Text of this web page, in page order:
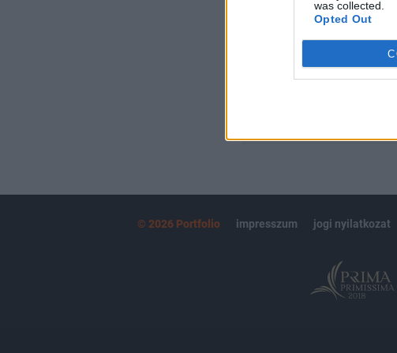
was collected.
Opted Out
kötéslistái
MÁR ELŐFIZETŐNK
© 2026 Portfolio impresszum jogi nyilatkozat